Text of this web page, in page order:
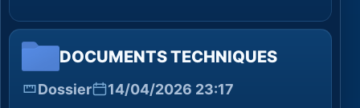
DOCUMENTS TECHNIQUES
Dossier 14/04/2026 23:17